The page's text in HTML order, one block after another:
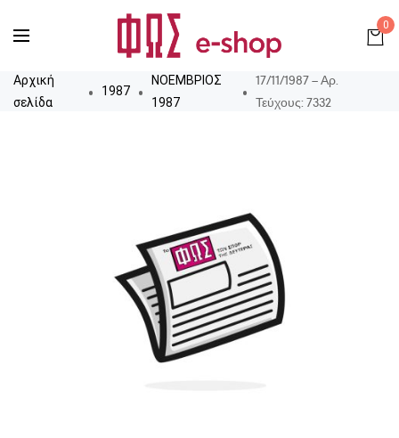
0
Αρχική
σελίδα
1987
ΝΟΕΜΒΡΙΟΣ
1987
17/11/1987 – Αρ.
Τεύχους: 7332